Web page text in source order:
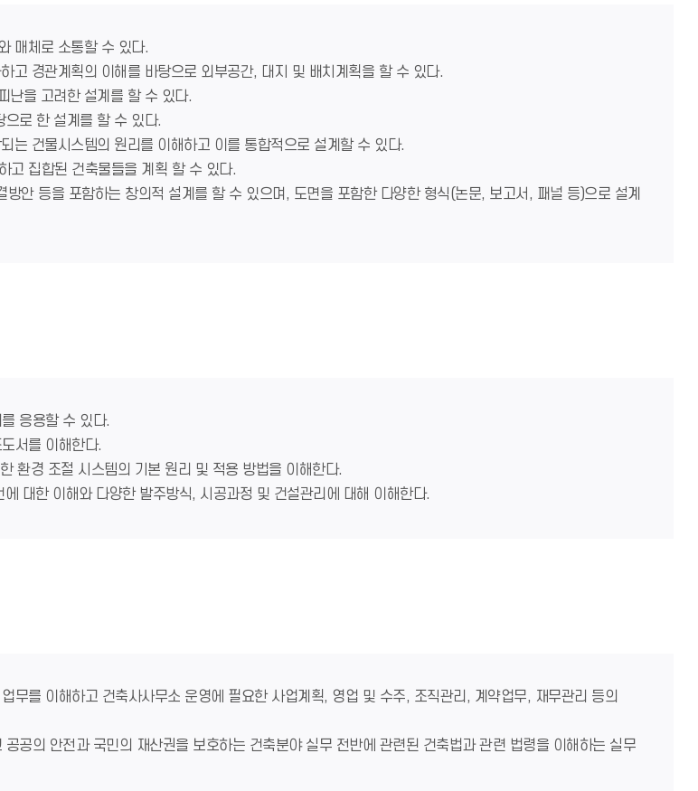
매체로 소통할 수 있다.
경관계획의 이해를 바탕으로 외부공간, 대지 및 배치계획을 할 수 있다.
난을 고려한 설계를 할 수 있다.
로 한 설계를 할 수 있다.
건물시스템의 원리를 이해하고 이를 통합적으로 설계할 수 있다.
고 집합된 건축물들을 계획 할 수 있다.
안 등을 포함하는 창의적 설계를 할 수 있으며, 도면을 포함한 다양한 형식(논문, 보고서, 패널 등)으로 설계
응용할 수 있다.
서를 이해한다.
환경 조절 시스템의 기본 원리 및 적용 방법을 이해한다.
대한 이해와 다양한 발주방식, 시공과정 및 건설관리에 대해 이해한다.
를 이해하고 건축사사무소 운영에 필요한 사업계획, 영업 및 수주, 조직관리, 계약업무, 재무관리 등의
공의 안전과 국민의 재산권을 보호하는 건축분야 실무 전반에 관련된 건축법과 관련 법령을 이해하는 실무